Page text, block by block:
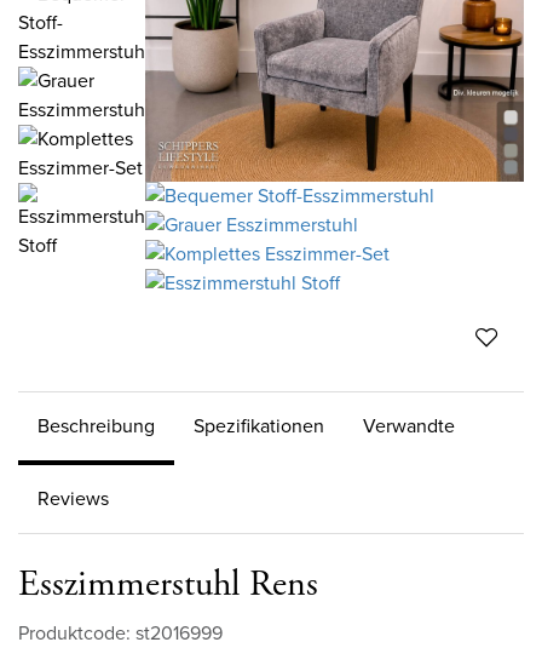
Beschreibung Spezifikationen Verwandte
Reviews
Esszimmerstuhl Rens
Produktcode: st2016999